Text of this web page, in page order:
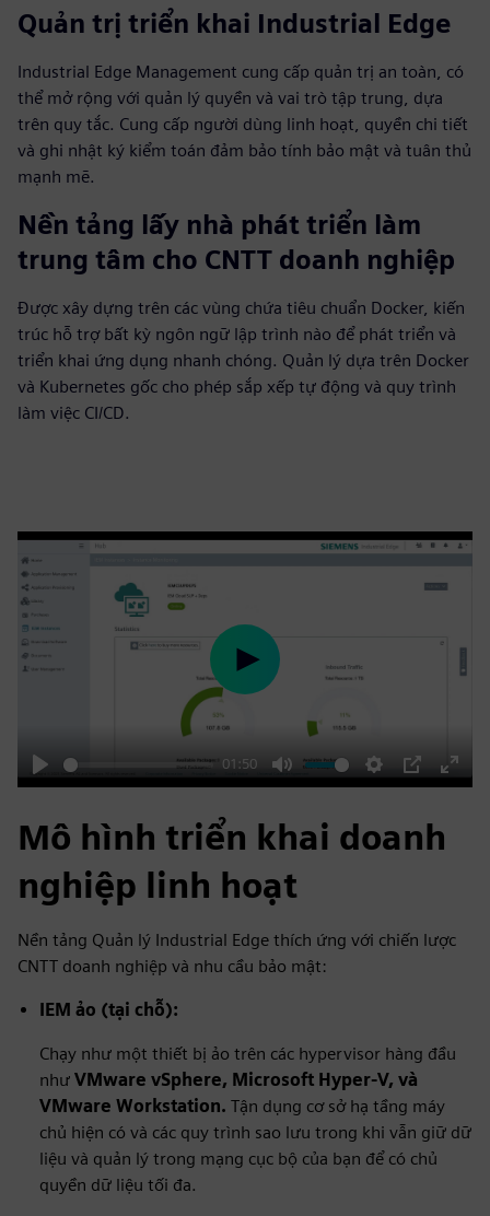
Quản trị triển khai Industrial Edge
Industrial Edge Management cung cấp quản trị an toàn, có
thể mở rộng với quản lý quyền và vai trò tập trung, dựa
trên quy tắc. Cung cấp người dùng linh hoạt, quyền chi tiết
và ghi nhật ký kiểm toán đảm bảo tính bảo mật và tuân thủ
mạnh mẽ.
Nền tảng lấy nhà phát triển làm
trung tâm cho CNTT doanh nghiệp
Được xây dựng trên các vùng chứa tiêu chuẩn Docker, kiến
trúc hỗ trợ bất kỳ ngôn ngữ lập trình nào để phát triển và
triển khai ứng dụng nhanh chóng. Quản lý dựa trên Docker
và Kubernetes gốc cho phép sắp xếp tự động và quy trình
làm việc CI/CD.
Play
01:50
Mute Settings
PIP
Enter
Play
Mô hình triển khai doanh
nghiệp linh hoạt
Nền tảng Quản lý Industrial Edge thích ứng với chiến lược
CNTT doanh nghiệp và nhu cầu bảo mật:
IEM ảo (tại chỗ):
Chạy như một thiết bị ảo trên các hypervisor hàng đầu
như VMware vSphere, Microsoft Hyper-V, và
VMware Workstation. Tận dụng cơ sở hạ tầng máy
chủ hiện có và các quy trình sao lưu trong khi vẫn giữ dữ
liệu và quản lý trong mạng cục bộ của bạn để có chủ
quyền dữ liệu tối đa.